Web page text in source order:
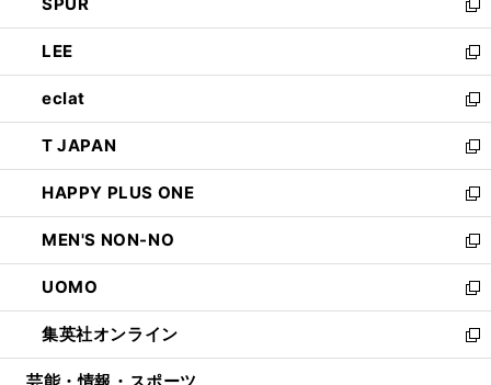
で
開
く
ド
ウ
で
開
く
ィ
ン
ド
ウ
で
開
く
い
ウ
ィ
ン
ド
ウ
で
開
く
新
し
い
ウ
ィ
ン
ド
ウ
で
開
く
LEE
新
し
い
ウ
ィ
ン
ド
ウ
で
開
く
eclat
新
し
い
ウ
ィ
ン
ド
ウ
で
開
く
T JAPAN
新
し
い
ウ
ィ
ン
ド
ウ
で
開
HAPPY PLUS ONE
新
し
い
ウ
ィ
ン
ド
ウ
MEN'S NON-NO
新
し
い
ウ
ィ
ン
UOMO
新
し
い
ウ
集英社オンライン
新
し